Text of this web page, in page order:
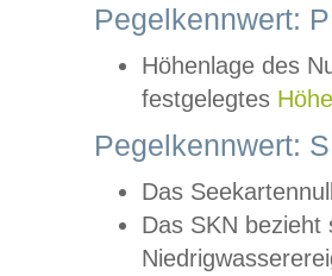
Pegelkennwert:
Höhenlage des
festgelegtes
Pegelkennwert:
Das
Das SKN